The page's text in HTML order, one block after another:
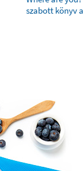
szabott könyv